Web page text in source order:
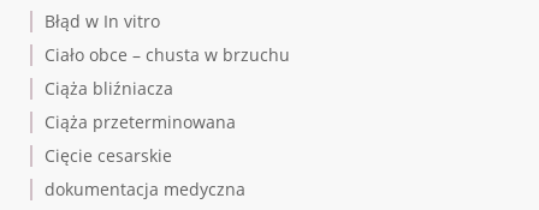
Błąd w In vitro
Ciało obce – chusta w brzuchu
Ciąża bliźniacza
Ciąża przeterminowana
Cięcie cesarskie
dokumentacja medyczna